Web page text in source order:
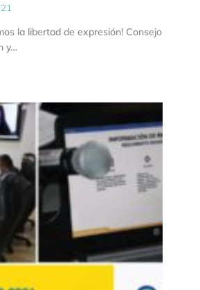
la libertad de expresión! Consejo
y…